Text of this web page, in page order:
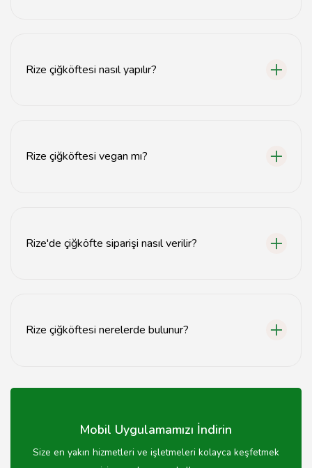
Rize çiğköftesi nasıl yapılır?
Rize çiğköftesi vegan mı?
Rize'de çiğköfte siparişi nasıl verilir?
Rize çiğköftesi nerelerde bulunur?
restoranlarda bulunmaktadır.
Mobil Uygulamamızı İndirin
Size en yakın hizmetleri ve işletmeleri kolayca keşfetmek